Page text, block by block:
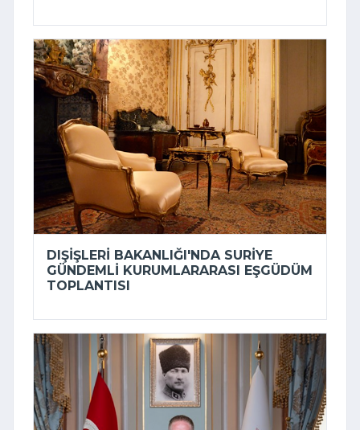
DIŞIŞLERI BAKANLIĞI'NDA SURIYE
GÜNDEMLI KURUMLARARASI EŞGÜDÜM
TOPLANTISI